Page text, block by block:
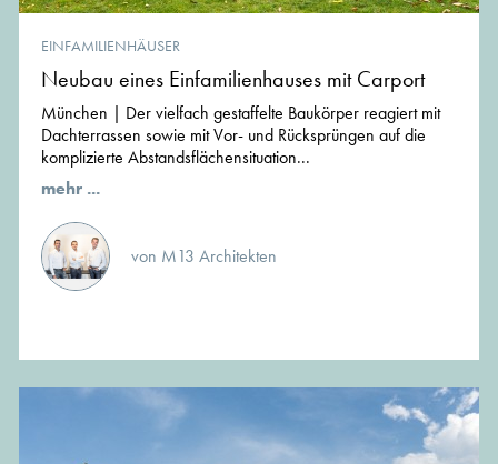
EINFAMILIENHÄUSER
Neubau eines Einfamilienhauses mit Carport
München | Der vielfach gestaffelte Baukörper reagiert mit
Dachterrassen sowie mit Vor- und Rücksprüngen auf die
komplizierte Abstandsflächensituation...
mehr ...
von M13 Architekten